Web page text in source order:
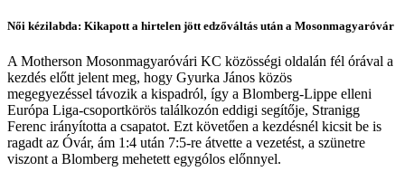
Női kézilabda: Kikapott a hirtelen jött edzőváltás után a Mosonmagyaróvár
A Motherson Mosonmagyaróvári KC közösségi oldalán fél órával a
kezdés előtt jelent meg, hogy Gyurka János közös
megegyezéssel távozik a kispadról, így a Blomberg-Lippe elleni
Európa Liga-csoportkörös találkozón eddigi segítője, Stranigg
Ferenc irányította a csapatot. Ezt követően a kezdésnél kicsit be is
ragadt az Óvár, ám 1:4 után 7:5-re átvette a vezetést, a szünetre
viszont a Blomberg mehetett egygólos előnnyel.